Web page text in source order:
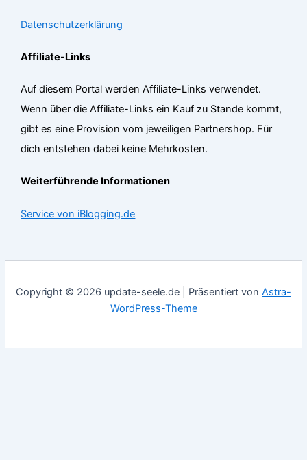
Datenschutzerklärung
Affiliate-Links
Auf diesem Portal werden Affiliate-Links verwendet.
Wenn über die Affiliate-Links ein Kauf zu Stande kommt,
gibt es eine Provision vom jeweiligen Partnershop. Für
dich entstehen dabei keine Mehrkosten.
Weiterführende Informationen
Service von iBlogging.de
Copyright © 2026 update-seele.de | Präsentiert von Astra-
WordPress-Theme